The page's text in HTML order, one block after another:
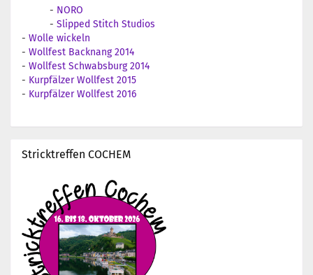
- NORO
- Slipped Stitch Studios
- Wolle wickeln
- Wollfest Backnang 2014
- Wollfest Schwabsburg 2014
- Kurpfälzer Wollfest 2015
- Kurpfälzer Wollfest 2016
Stricktreffen COCHEM